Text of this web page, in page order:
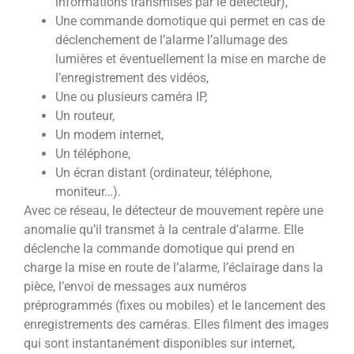
Une commande domotique qui permet en cas de
déclenchement de l’alarme l’allumage des
lumières et éventuellement la mise en marche de
l’enregistrement des vidéos,
Une ou plusieurs caméra IP,
Un routeur,
Un modem internet,
Un téléphone,
Un écran distant (ordinateur, téléphone,
moniteur…).
Avec ce réseau, le détecteur de mouvement repère une
anomalie qu’il transmet à la centrale d’alarme. Elle
déclenche la commande domotique qui prend en
charge la mise en route de l’alarme, l’éclairage dans la
pièce, l’envoi de messages aux numéros
préprogrammés (fixes ou mobiles) et le lancement des
enregistrements des caméras. Elles filment des images
qui sont instantanément disponibles sur internet,